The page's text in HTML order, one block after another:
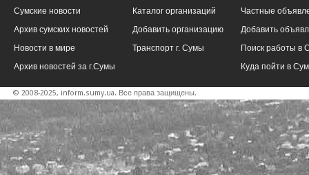
Сумские новости
Архив сумских новостей
Новости в мире
Архив новостей за г.Сумы
Каталог организаций
Добавить организацию
Транспорт г. Сумы
Частные
Добавить
Поиск работы в
Куда пойти в
© 2008-2025, inform.sumy.ua. Все права защищены.